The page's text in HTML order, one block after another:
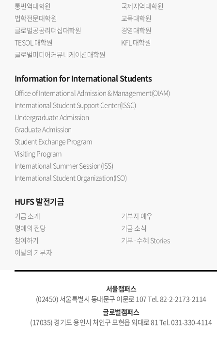
통번역대학원
국제지역대학원
법학전문대학원
교육대학원
글로벌공공리더십대학원
경영대학원
TESOL 대학원
KFL 대학원
글로벌미디어커뮤니케이션대학원
Informationfor International Students
Office of International Admission & Management(OIAM)
International Student Support Center(ISSC)
Undergraduate Admission
Graduate Admission
Student Exchange Program
Visiting Program
International Summer Session(ISS)
International Student Organization(ISO)
HUFS발전기금
기금 소개
기부자 예우
명예의 전당
기금 소식
참여하기
기부·수혜 Stories
이달의 기부자
서울캠퍼스
(02450) 서울특별시 동대문구 이문로 107 Tel. 82-2-2173-2114
글로벌캠퍼스
(17035) 경기도 용인시 처인구 모현읍 외대로 81 Tel. 031-330-4114